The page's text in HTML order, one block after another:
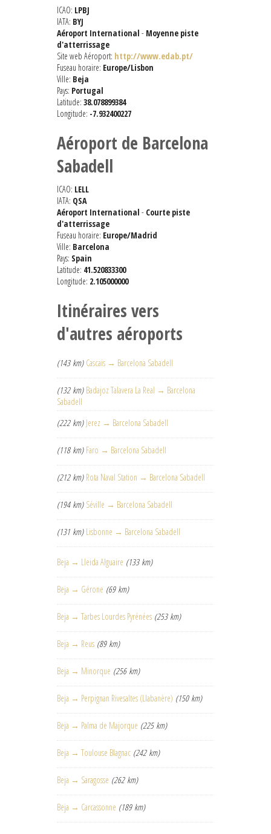
ICAO: LPBJ
IATA: BYJ
Aéroport International - Moyenne piste
d'atterrissage
Site web Aéroport: http://www.edab.pt/
Fuseau horaire: Europe/Lisbon
Ville: Beja
Pays: Portugal
Latitude: 38.078899384
Longitude: -7.932400227
Aéroport de Barcelona
Sabadell
ICAO: LELL
IATA: QSA
Aéroport International - Courte piste
d'atterrissage
Fuseau horaire: Europe/Madrid
Ville: Barcelona
Pays: Spain
Latitude: 41.520833300
Longitude: 2.105000000
Itinéraires vers
d'autres aéroports
(143 km) Cascais → Barcelona Sabadell
(132 km) Badajoz Talavera La Real → Barcelona
Sabadell
(222 km) Jerez → Barcelona Sabadell
(118 km) Faro → Barcelona Sabadell
(212 km) Rota Naval Station → Barcelona Sabadell
(194 km) Séville → Barcelona Sabadell
(131 km) Lisbonne → Barcelona Sabadell
Beja → Lleida Alguaire (133 km)
Beja → Gérone (69 km)
Beja → Tarbes Lourdes Pyrénées (253 km)
Beja → Reus (89 km)
Beja → Minorque (256 km)
Beja → Perpignan Rivesaltes (Llabanère) (150 km)
Beja → Palma de Majorque (225 km)
Beja → Toulouse Blagnac (242 km)
Beja → Saragosse (262 km)
Beja → Carcassonne (189 km)